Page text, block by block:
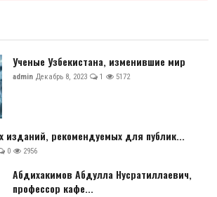
Ученые Узбекистана, изменившие мир
admin Декабрь 8, 2023 1 5172
изданий, рекомендуемых для публик...
0 2956
Абдихакимов Абдулла Нусратиллаевич,
профессор кафе...